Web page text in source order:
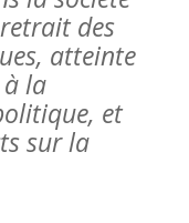
des
atteinte
la
et
sur la